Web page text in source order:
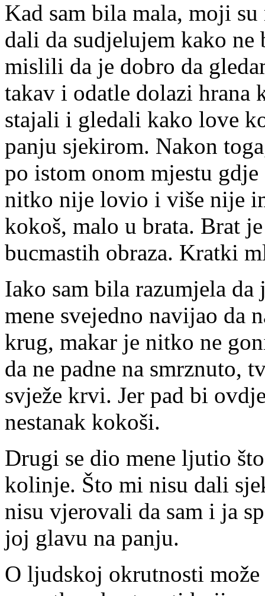
Kad sam bila mala, moji
dali da sudjelujem kako
mislili da je dobro da
takav i odatle dolazi hrana
stajali i gledali kako love
panju sjekirom. Nakon
po istom onom mjestu
nitko nije lovio i više nije
kokoš, malo u brata. Brat
bucmastih obraza. Kratki
Iako sam bila razumjela
mene svejedno navijao da
krug, makar je nitko ne
da ne padne na smrznuto,
svježe krvi. Jer pad bi
nestanak kokoši.
Drugi se dio mene ljutio
kolinje. Što mi nisu dali
nisu vjerovali da sam i ja
joj glavu na panju.
O ljudskoj okrutnosti